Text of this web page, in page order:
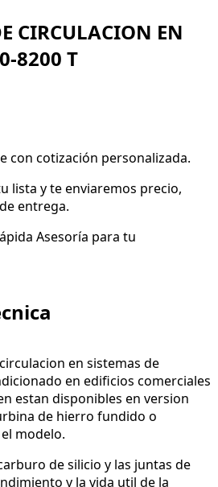
CIRCULACION EN
8200 T
con cotización personalizada.
lista y te enviaremos precio,
entrega.
Asesoría para tu
en sistemas de
en edificios comerciales
estan disponibles en version
de hierro fundido o
modelo.
de silicio y las juntas de
y la vida util de la